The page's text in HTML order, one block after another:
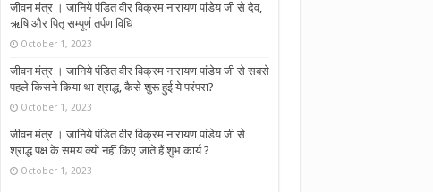
जीवन मंत्र । जानिये पंडित वीर विक्रम नारायण पांडेय जी से देव,
ऋषि और पितृ सम्पूर्ण तर्पण विधि
October 1, 2023
जीवन मंत्र । जानिये पंडित वीर विक्रम नारायण पांडेय जी से सबसे
पहले किसने किया था श्राद्ध, कैसे शुरू हुई ये परंपरा?
October 1, 2023
जीवन मंत्र । जानिये पंडित वीर विक्रम नारायण पांडेय जी से
श्राद्ध पक्ष के समय क्यों नहीं किए जाते हैं शुभ कार्य ?
October 1, 2023